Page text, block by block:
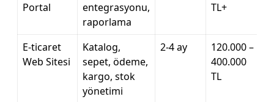
Portal
entegrasyonu,
raporlama
TL+
E-ticaret
Web Sitesi
Katalog,
sepet, ödeme,
kargo, stok
yönetimi
2-4 ay
120.000 –
400.000
TL